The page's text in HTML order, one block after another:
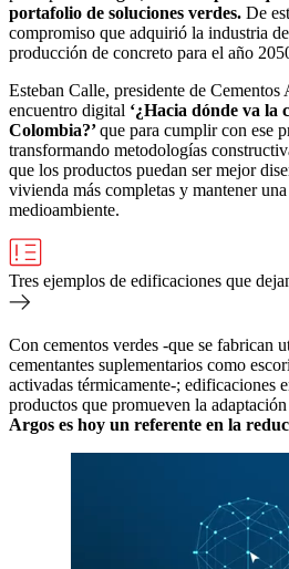
portafolio de soluciones verdes. De
compromiso que adquirió la industria
producción de concreto para el año
Esteban Calle, presidente de
encuentro digital ‘¿Hacia dónde va la
Colombia?’que para cumplir con ese
transformando metodologías
que los productos puedan ser mejor
vivienda más completas y mantener
medioambiente.
Tres ejemplos de edificaciones que
Con cementos verdes -que se fabrican
cementantes suplementarios como
activadas térmicamente-; edificaciones
productos que promueven la
Argos es hoy un referente en la